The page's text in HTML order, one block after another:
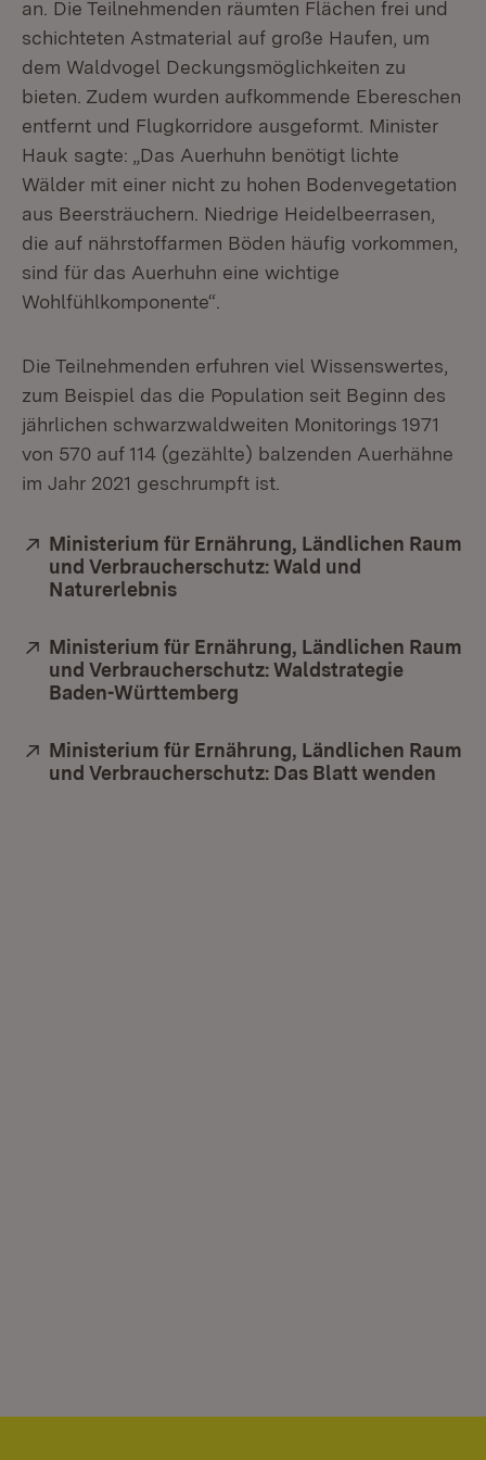
an. Die Teilnehmenden räumten Flächen frei und
schichteten Astmaterial auf große Haufen, um
dem Waldvogel Deckungsmöglichkeiten zu
bieten. Zudem wurden aufkommende Ebereschen
entfernt und Flugkorridore ausgeformt. Minister
Hauk sagte: „Das Auerhuhn benötigt lichte
Wälder mit einer nicht zu hohen Bodenvegetation
aus Beersträuchern. Niedrige Heidelbeerrasen,
die auf nährstoffarmen Böden häufig vorkommen,
sind für das Auerhuhn eine wichtige
Wohlfühlkomponente“.
Die Teilnehmenden erfuhren viel Wissenswertes,
zum Beispiel das die Population seit Beginn des
jährlichen schwarzwaldweiten Monitorings 1971
von 570 auf 114 (gezählte) balzenden Auerhähne
im Jahr 2021 geschrumpft ist.
Extern:
Ministerium für Ernährung, Ländlichen Raum
und Verbraucherschutz: Wald und
Naturerlebnis
Extern:
Ministerium für Ernährung, Ländlichen Raum
und Verbraucherschutz: Waldstrategie
Baden-Württemberg
Extern:
Ministerium für Ernährung, Ländlichen Raum
und Verbraucherschutz: Das Blatt wenden